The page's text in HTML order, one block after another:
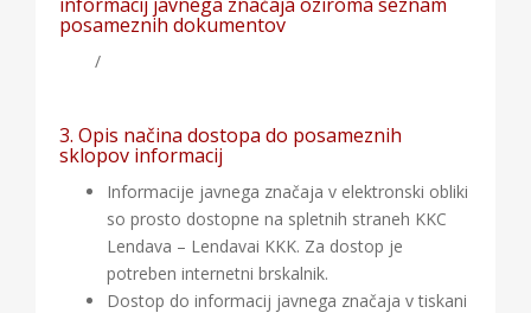
posameznih dokumentov
/
3. Opis načina dostopa do posameznih
sklopov informacij
Informacije javnega značaja v elektronski obliki
so prosto dostopne na spletnih straneh KKC
Lendava – Lendavai KKK. Za dostop je
potreben internetni brskalnik.
Dostop do informacij javnega značaja v tiskani